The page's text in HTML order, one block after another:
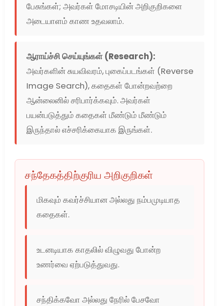
பேசுங்கள்; அவர்கள் மோசடியின் அறிகுறிகளை
அடையாளம் காண உதவலாம்.
ஆராய்ச்சி செய்யுங்கள் (Research):
அவர்களின் சுயவிவரம், புகைப்படங்கள் (Reverse
Image Search), கதைகள் போன்றவற்றை
ஆன்லைனில் சரிபார்க்கவும். அவர்கள்
பயன்படுத்தும் கதைகள் மீண்டும் மீண்டும்
இருந்தால் எச்சரிக்கையாக இருங்கள்.
சந்தேகத்திற்குரிய அறிகுறிகள்
மிகவும் கவர்ச்சியான அல்லது நம்பமுடியாத
கதைகள்.
உடனடியாக காதலில் விழுவது போன்ற
உணர்வை ஏற்படுத்துவது.
சந்திக்கவோ அல்லது நேரில் பேசவோ